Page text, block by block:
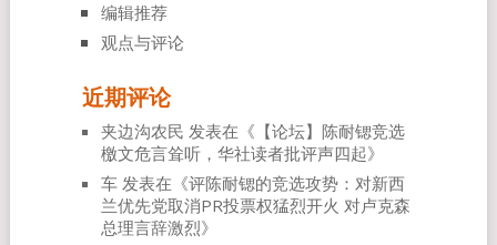
编辑推荐
观点与评论
近期评论
夹边沟农民 发表在《 【论坛】陈耐锶竞选
檄文危言耸听，华社读者批评声四起》
车发表在《评陈耐锶的竞选攻势：对新西
兰优先党取消PR投票权猛烈开火 对卢克森
总理言辞激烈》